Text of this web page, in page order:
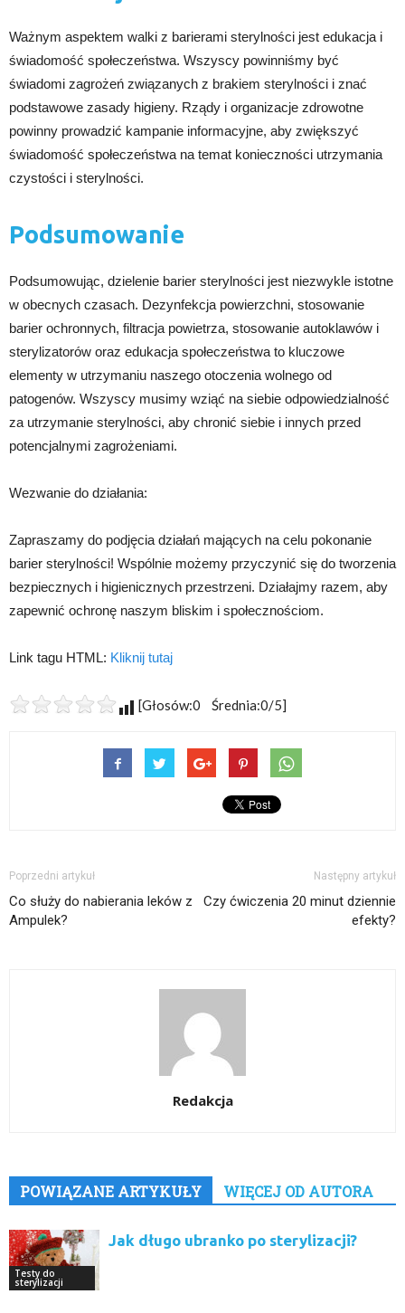
Ważnym aspektem walki z barierami sterylności jest edukacja i
świadomość społeczeństwa. Wszyscy powinniśmy być
świadomi zagrożeń związanych z brakiem sterylności i znać
podstawowe zasady higieny. Rządy i organizacje zdrowotne
powinny prowadzić kampanie informacyjne, aby zwiększyć
świadomość społeczeństwa na temat konieczności utrzymania
czystości i sterylności.
Podsumowanie
Podsumowując, dzielenie barier sterylności jest niezwykle istotne
w obecnych czasach. Dezynfekcja powierzchni, stosowanie
barier ochronnych, filtracja powietrza, stosowanie autoklawów i
sterylizatorów oraz edukacja społeczeństwa to kluczowe
elementy w utrzymaniu naszego otoczenia wolnego od
patogenów. Wszyscy musimy wziąć na siebie odpowiedzialność
za utrzymanie sterylności, aby chronić siebie i innych przed
potencjalnymi zagrożeniami.
Wezwanie do działania:
Zapraszamy do podjęcia działań mających na celu pokonanie
barier sterylności! Wspólnie możemy przyczynić się do tworzenia
bezpiecznych i higienicznych przestrzeni. Działajmy razem, aby
zapewnić ochronę naszym bliskim i społecznościom.
Link tagu HTML: Kliknij tutaj
[Głosów:0 Średnia:0/5]
Poprzedni artykuł
Co służy do nabierania leków z
Ampulek?
Następny artykuł
Czy ćwiczenia 20 minut dziennie
efekty?
Redakcja
POWIĄZANE ARTYKUŁY WIĘCEJ OD AUTORA
Testy do
sterylizacji
Jak długo ubranko po sterylizacji?